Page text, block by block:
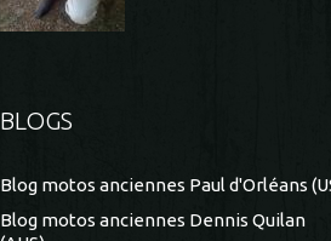
BLOGS
Blog motos anciennes Paul d'Orléans
Blog motos anciennes Dennis Quilan